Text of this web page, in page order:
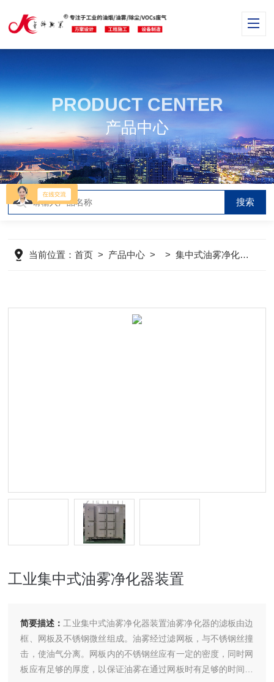
PRODUCT CENTER
产品中心
当前位置：首页 > 产品中心 > >集中式油雾净化工程
工业集中式油雾净化器装置
简要描述： 工业集中式油雾净化器装置油雾净化器的滤板由边
框、网板及不锈钢微丝组成。油雾经过滤网板，与不锈钢丝撞
击，使油气分离。网板内的不锈钢丝应有一定的密度，同时网
板应有足够的厚度，以保证油雾在通过网板时有足够的时间，